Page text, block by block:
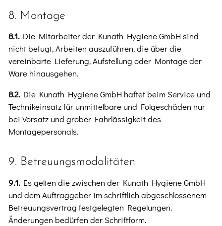
8. Montage
8.1.Die Mitarbeiter der Kunath Hygiene GmbH sind
nicht befugt, Arbeiten auszuführen, die über die
vereinbarte Lieferung, Aufstellung oder Montage der
Ware hinausgehen.
8.2.Die Kunath Hygiene GmbH haftet beim Service und
Technikeinsatz für unmittelbare und Folgeschäden nur
bei Vorsatz und grober Fahrlässigkeit des
Montagepersonals.
9. Betreuungsmodalitäten
9.1.Es gelten die zwischen der Kunath Hygiene GmbH
und dem Auftraggeber im schriftlich abgeschlossenem
Betreuungsvertrag festgelegten Regelungen.
Änderungen bedürfen der Schriftform.